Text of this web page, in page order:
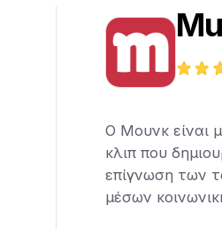
Ο Μουνκ είναι
κλιπ που
επίγνωση των
μέσων